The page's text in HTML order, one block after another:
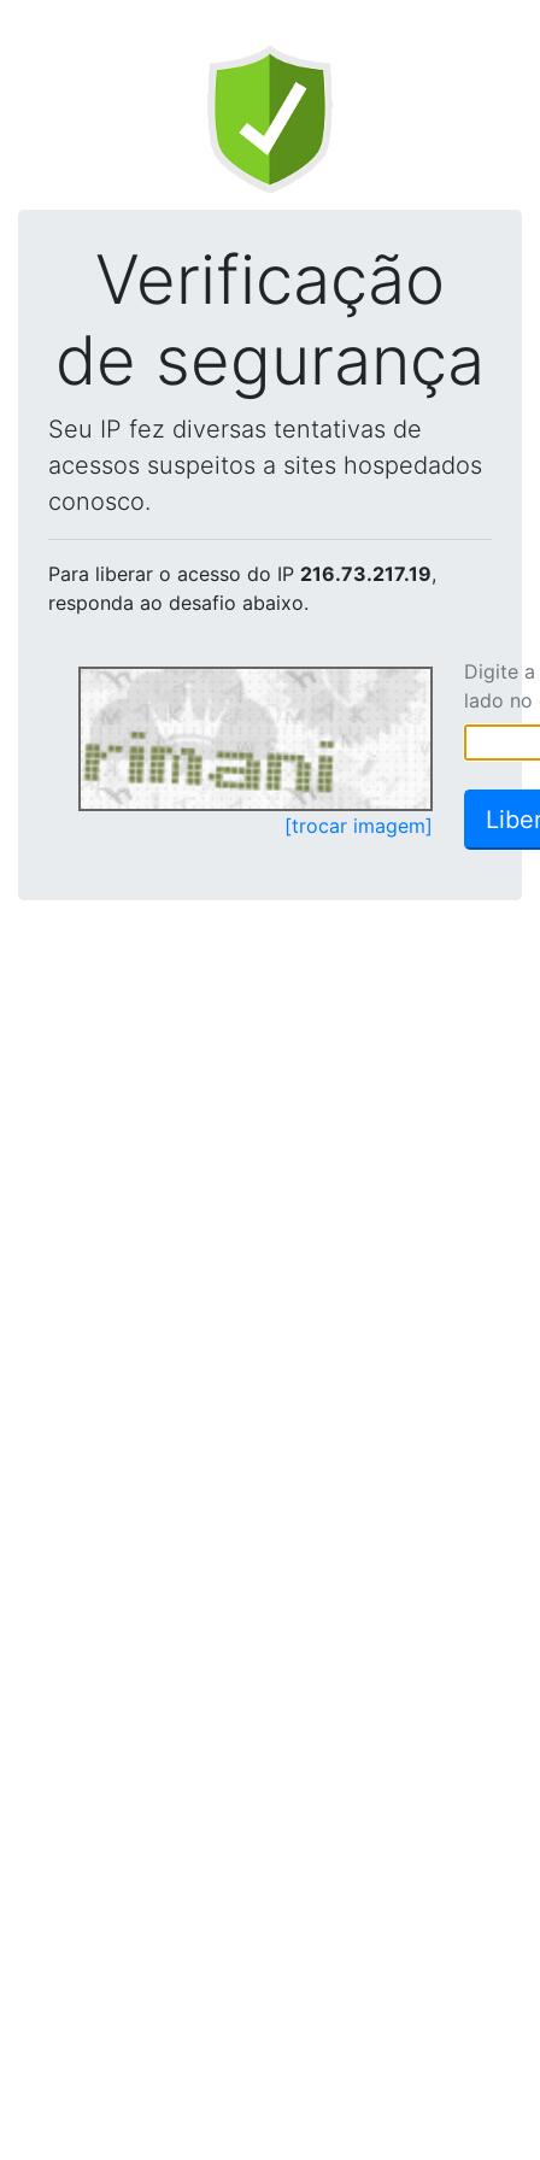
Verificação
de segurança
Seu IP fez diversas tentativas de
acessos suspeitos a sites hospedados
conosco.
Para liberar o acesso do IP 216.73.217.19,
responda ao desafio abaixo.
[trocar imagem]
Digite
lado no